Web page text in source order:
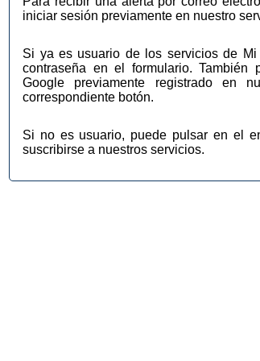
iniciar sesión previamente en nuestro
Si ya es usuario de los servicios de
contraseña en el formulario.
Google previamente registrado en
correspondiente botón.
Si no es usuario, puede pulsar en el
suscribirse a nuestros servicios.